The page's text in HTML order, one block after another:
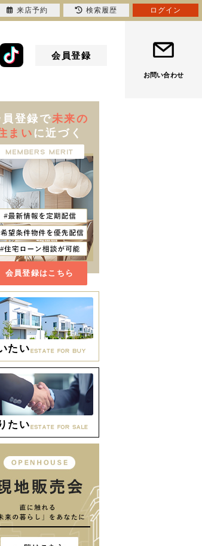
会員登録
お問い合わせ
員登録で未来の
まい に近づく
会員登録はこちら
たい
たい
来店予約 検索履歴 ログイン